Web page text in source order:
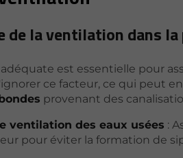
de la ventilation dans
est essentielle pour
ce facteur, ce qui peut
provenant des
ventilation des eaux usées :
pour éviter la formation de